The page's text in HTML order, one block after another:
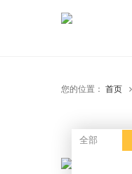
您的位置： 首页
全部